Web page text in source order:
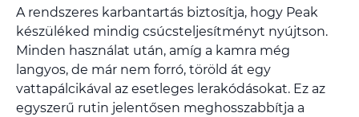
A rendszeres karbantartás biztosítja, hogy Peak
készüléked mindig csúcsteljesítményt nyújtson.
Minden használat után, amíg a kamra még
langyos, de már nem forró, töröld át egy
vattapálcikával az esetleges lerakódásokat. Ez az
egyszerű rutin jelentősen meghosszabbítja a